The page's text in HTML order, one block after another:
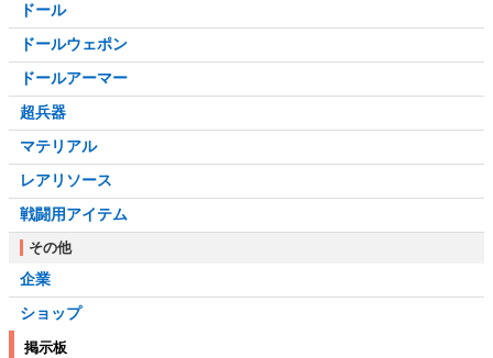
ドール
ドールウェポン
ドールアーマー
超兵器
マテリアル
レアリソース
戦闘用アイテム
その他
企業
ショップ
掲示板